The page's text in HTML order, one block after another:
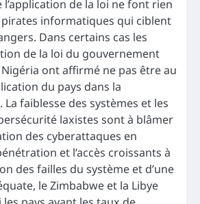
l’application de la loi ne font rien
informatiques qui ciblent
Dans certains cas les
de la loi du gouvernement
ont affirmé ne pas être au
du pays dans la
faiblesse des systèmes et les
laxistes sont à blâmer
des cyberattaques en
et l’accès croissants à
des failles du système et d’une
le Zimbabwe et la Libye